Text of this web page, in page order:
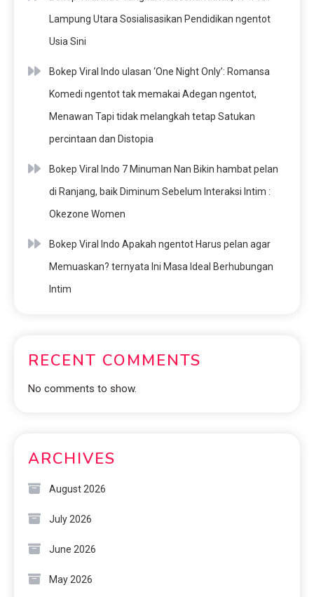
Lampung Utara Sosialisasikan Pendidikan ngentot
Usia Sini
Bokep Viral Indo ulasan ‘One Night Only’: Romansa
Komedi ngentot tak memakai Adegan ngentot,
Menawan Tapi tidak melangkah tetap Satukan
percintaan dan Distopia
Bokep Viral Indo 7 Minuman Nan Bikin hambat pelan
di Ranjang, baik Diminum Sebelum Interaksi Intim :
Okezone Women
Bokep Viral Indo Apakah ngentot Harus pelan agar
Memuaskan? ternyata Ini Masa Ideal Berhubungan
Intim
RECENT COMMENTS
No comments to show.
ARCHIVES
August 2026
July 2026
June 2026
May 2026